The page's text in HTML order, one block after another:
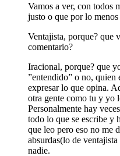
Vamos a ver, con todos
justo o que por lo
Ventajista, porque? que
comentario?
Iracional, porque? que
”entendido” o no, quien
expresar lo que opina.
otra gente como tu y yo
Personalmente hay
todo lo que se escribe y
que leo pero eso no me
absurdas(lo de
nadie.